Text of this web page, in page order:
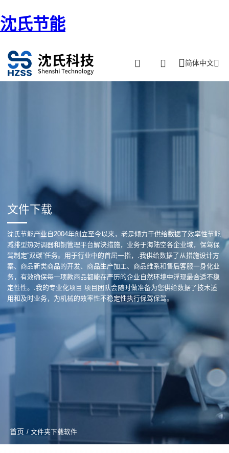
沈氏节能
简体中文
文件下载
沈氏节能产业自2004年创立至今以来，老是倾力于供给数据了效率性节能
减排型热对调器和铜管理平台解決措施，业务于海陆空各企业域，保驾保
驾制定“双碳”任务。用于行业中的首屈一指，.我供给数据了从措施设计方
案、商品新类商品的开发、商品生产加工、商品维系和售后客服一身化业
务，有效确保每一项款商品都能在严历的企业自然环境中浮现最合适不稳
定性性。.我的专业化项目 项目团队会随时做准备为您供给数据了技木适
用和及时业务，为机械的效率性不稳定性执行保驾保驾。
首页 / 文件夹下载软件